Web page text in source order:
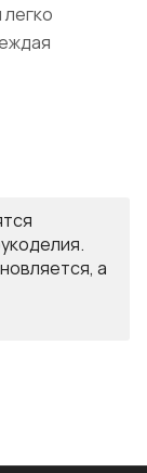
а